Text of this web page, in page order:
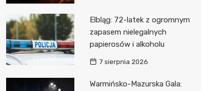
Elbląg: 72-latek z ogromnym
zapasem nielegalnych
papierosów i alkoholu
7 sierpnia 2026
Warmińsko-Mazurska Gala: